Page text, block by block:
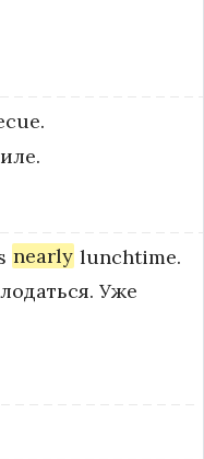
nearly lunchtime.
Уже